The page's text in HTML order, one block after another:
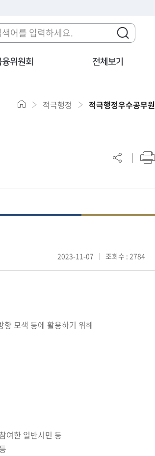
위원회 전체보기
적극행정 적극행정우수공무원
2023-11-07 조회수 : 2784
모색 등에 활용하기 위해
여한 일반시민 등